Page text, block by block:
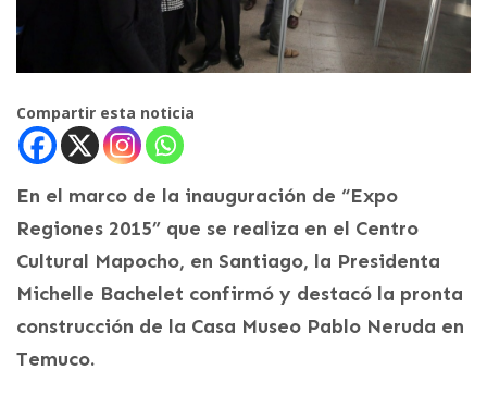
Compartir esta noticia
En el marco de la inauguración de “Expo
Regiones 2015” que se realiza en el Centro
Cultural Mapocho, en Santiago, la Presidenta
Michelle Bachelet confirmó y destacó la pronta
construcción de la Casa Museo Pablo Neruda en
Temuco.